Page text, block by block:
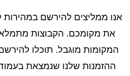
ממליצים להירשם במהירות
את מקומכם. הקבוצות
המקומות מוגבל. תוכלו
ההזמנות שלנו שנמצאת בעמוד